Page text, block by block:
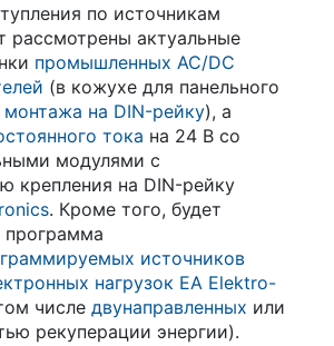
по источникам
рассмотрены актуальные
промышленных AC/DC
(в кожухе для панельного
монтажа на DIN-рейку), а
тока на 24 В со
модулями с
крепления на DIN-рейку
. Кроме того, будет
программа
источников
нагрузок EA Elektro-
числе двунаправленных или
рекуперации энергии).